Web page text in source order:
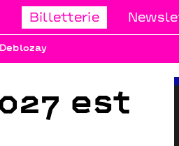
Billetterie
Deblozay
Saint-Ouen
le sam 12 sept